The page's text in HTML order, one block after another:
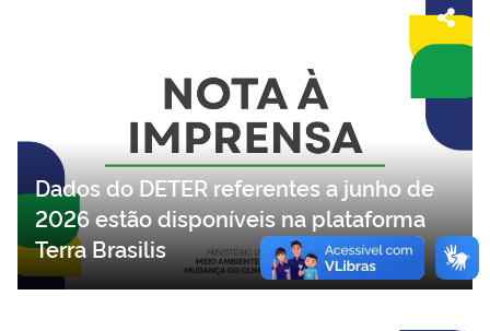
Dados do DETER referentes a junho de
2026 estão disponíveis na plataforma
Terra Brasilis